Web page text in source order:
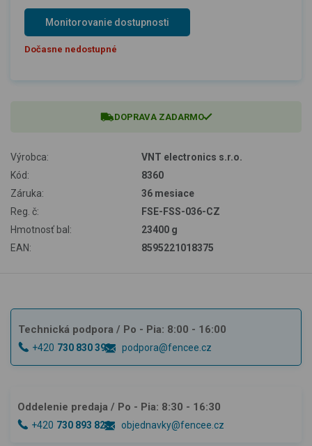
Monitorovanie dostupnosti
Dočasne nedostupné
DOPRAVA ZADARMO
Výrobca:
VNT electronics s.r.o.
Kód:
8360
Záruka:
36 mesiace
Reg. č:
FSE-FSS-036-CZ
Hmotnosť bal:
23400 g
EAN:
8595221018375
Technická podpora / Po - Pia: 8:00 - 16:00
+420 730 830 393 podpora@fencee.cz
Oddelenie predaja / Po - Pia: 8:30 - 16:30
+420 730 893 828 objednavky@fencee.cz